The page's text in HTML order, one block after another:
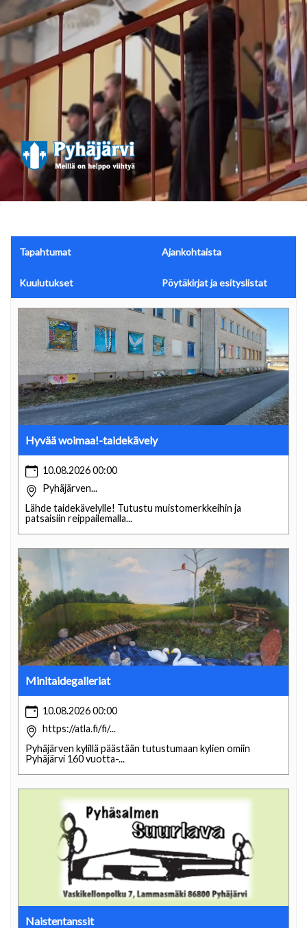
Tapahtumat Ajankohtaista
Kuulutukset Pöytäkirjat ja esityslistat
Hyvää woimaa!-taidekävely
10.08.2026 00:00
Pyhäjärven...
Lähde taidekävelylle! Tutustu muistomerkkeihin ja
patsaisiin reippailemalla...
Minitaidegalleriat
10.08.2026 00:00
https://atla.fi/fi/...
Pyhäjärven kylillä päästään tutustumaan kylien omiin
Pyhäjärvi 160 vuotta-...
Naistentanssit